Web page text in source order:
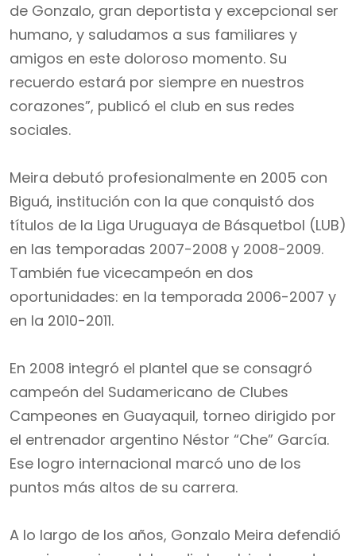
de Gonzalo, gran deportista y excepcional ser
humano, y saludamos a sus familiares y
amigos en este doloroso momento. Su
recuerdo estará por siempre en nuestros
corazones”, publicó el club en sus redes
sociales.
Meira debutó profesionalmente en 2005 con
Biguá, institución con la que conquistó dos
títulos de la Liga Uruguaya de Básquetbol (LUB)
en las temporadas 2007-2008 y 2008-2009.
También fue vicecampeón en dos
oportunidades: en la temporada 2006-2007 y
en la 2010-2011.
En 2008 integró el plantel que se consagró
campeón del Sudamericano de Clubes
Campeones en Guayaquil, torneo dirigido por
el entrenador argentino Néstor “Che” García.
Ese logro internacional marcó uno de los
puntos más altos de su carrera.
A lo largo de los años, Gonzalo Meira defendió